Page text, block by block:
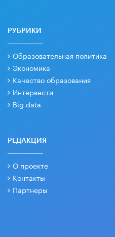
РУБРИКИ
Образовательная политика
Экономика
Качество образования
Интервести
Big data
РЕДАКЦИЯ
О проекте
Контакты
Партнеры